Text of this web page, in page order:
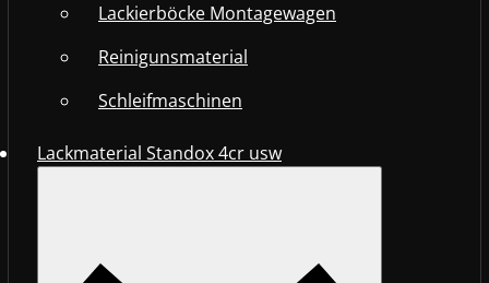
Lackierböcke Montagewagen
Reinigunsmaterial
Schleifmaschinen
Lackmaterial Standox 4cr usw